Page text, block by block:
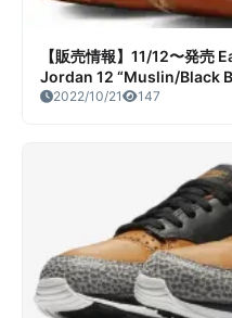
【販売情報】11/12〜発売
Jordan 12 “Muslin/Black
とめ2022/10/21 147